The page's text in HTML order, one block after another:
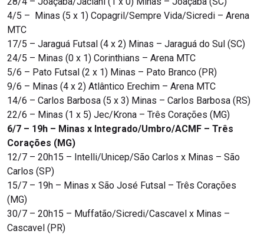
4/5 – Minas (5 x 1) Copagril/Sempre Vida/Sicredi – Arena
MTC
17/5 – Jaraguá Futsal (4 x 2) Minas – Jaraguá do Sul (SC)
24/5 – Minas (0 x 1) Corinthians – Arena MTC
5/6 – Pato Futsal (2 x 1) Minas – Pato Branco (PR)
9/6 – Minas (4 x 2) Atlântico Erechim – Arena MTC
14/6 – Carlos Barbosa (5 x 3) Minas – Carlos Barbosa (RS)
22/6 – Minas (1 x 5) Jec/Krona – Três Corações (MG)
6/7 – 19h – Minas x Integrado/Umbro/ACMF – Três
Corações (MG)
12/7 – 20h15 – Intelli/Unicep/São Carlos x Minas – São
Carlos (SP)
15/7 – 19h – Minas x São José Futsal – Três Corações
(MG)
30/7 – 20h15 – Muffatão/Sicredi/Cascavel x Minas –
Cascavel (PR)